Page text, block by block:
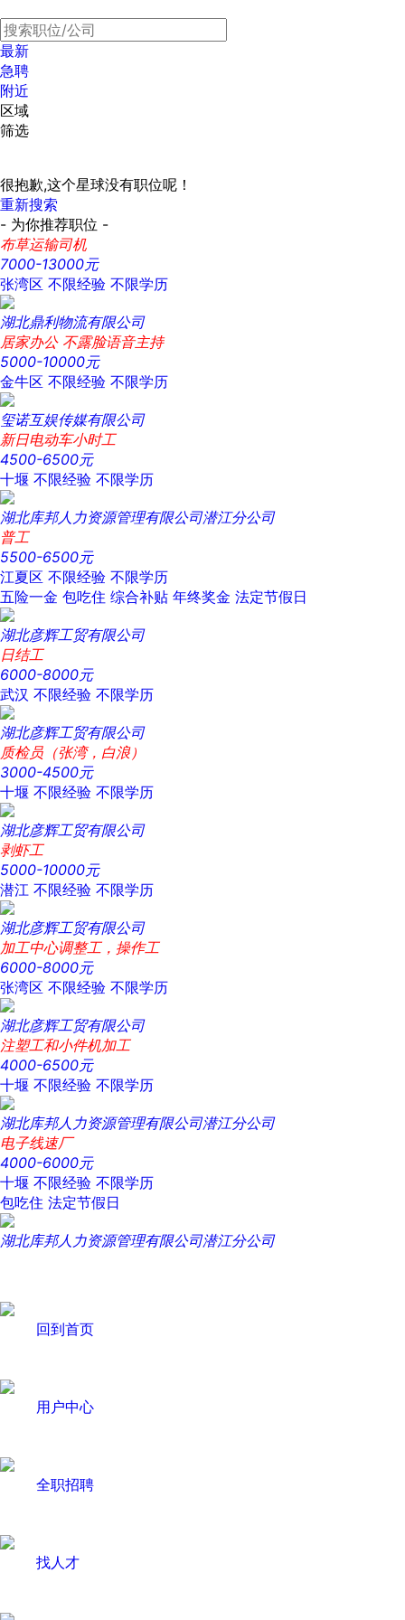
最新
急聘
附近
区域
筛选
很抱歉,这个星球没有职位呢！
重新搜索
- 为你推荐职位 -
布草运输司机
7000-13000元
张湾区 不限经验 不限学历
湖北鼎利物流有限公司
居家办公 不露脸语音主持
5000-10000元
金牛区 不限经验 不限学历
玺诺互娱传媒有限公司
新日电动车小时工
4500-6500元
十堰 不限经验 不限学历
湖北库邦人力资源管理有限公司潜江分公司
普工
5500-6500元
江夏区 不限经验 不限学历
五险一金 包吃住 综合补贴 年终奖金 法定节假日
湖北彦辉工贸有限公司
日结工
6000-8000元
武汉 不限经验 不限学历
湖北彦辉工贸有限公司
质检员（张湾，白浪）
3000-4500元
十堰 不限经验 不限学历
湖北彦辉工贸有限公司
剥虾工
5000-10000元
潜江 不限经验 不限学历
湖北彦辉工贸有限公司
加工中心调整工，操作工
6000-8000元
张湾区 不限经验 不限学历
湖北彦辉工贸有限公司
注塑工和小件机加工
4000-6500元
十堰 不限经验 不限学历
湖北库邦人力资源管理有限公司潜江分公司
电子线速厂
4000-6000元
十堰 不限经验 不限学历
包吃住 法定节假日
湖北库邦人力资源管理有限公司潜江分公司
回到首页
用户中心
全职招聘
找人才